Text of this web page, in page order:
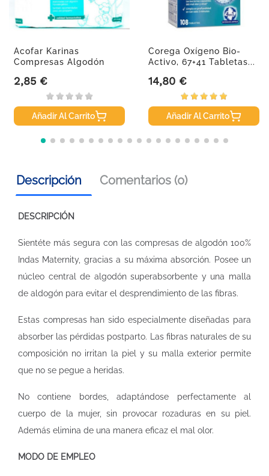
Acofar Karinas
Compresas Algodón
Precio
2,85 €
Añadir Al Carrito
Corega Oxígeno Bio-
Activo, 67+41 Tabletas...
Precio
14,80 €
Añadir Al Carrito
Descripción Comentarios (0)
DESCRIPCIÓN
Sientéte más segura con las compresas de algodón 100%
Indas Maternity, gracias a su máxima absorción. Posee un
núcleo central de algodón superabsorbente y una malla
de aldogón para evitar el desprendimiento de las fibras.
Estas compresas han sido especialmente diseñadas para
absorber las pérdidas postparto. Las fibras naturales de su
composición no irritan la piel y su malla exterior permite
que no se pegue a heridas.
No contiene bordes, adaptándose perfectamente al
cuerpo de la mujer, sin provocar rozaduras en su piel.
Además elimina de una manera eficaz el mal olor.
MODO DE EMPLEO